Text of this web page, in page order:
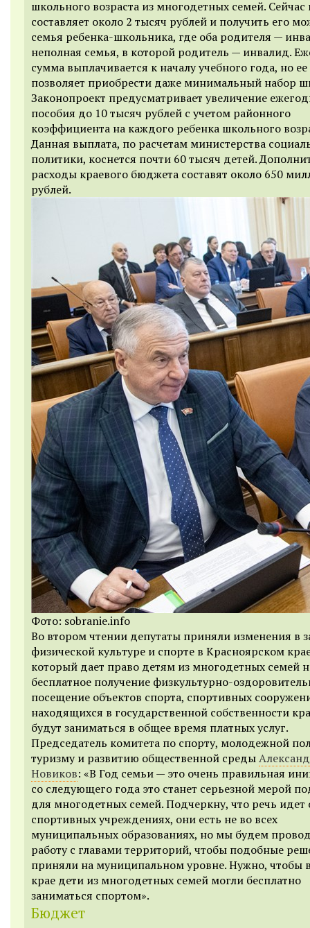
школьного возраста из многодетных семей. Сейчас
составляет около 2 тысяч рублей и получить его
семья ребенка-школьника, где оба родителя —
неполная семья, в которой родитель — инвалид.
сумма выплачивается к началу учебного года, но
позволяет приобрести даже минимальный набор
Законопроект предусматривает увеличение
пособия до 10 тысяч рублей с учетом районного
коэффициента на каждого ребенка школьного
Данная выплата, по расчетам министерства
политики, коснется почти 60 тысяч детей.
расходы краевого бюджета составят около 650
рублей.
Фото: sobranie.info
Во втором чтении депутаты приняли изменения в
физической культуре и спорте в Красноярском
который дает право детям из многодетных семей
бесплатное получение физкультурно-
посещение объектов спорта, спортивных
находящихся в государственной собственности
будут заниматься в общее время платных услуг.
Председатель комитета по спорту, молодежной
туризму и развитию общественной среды
Новиков: «В Год семьи — это очень правильная
со следующего года это станет серьезной мерой
для многодетных семей. Подчеркну, что речь идет
спортивных учреждениях, они есть не во всех
муниципальных образованиях, но мы будем
работу с главами территорий, чтобы подобные
приняли на муниципальном уровне. Нужно, чтобы
крае дети из многодетных семей могли бесплатно
заниматься спортом».
Бюджет